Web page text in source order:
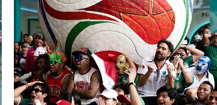
вчера, 20:35Велосипедист
погиб при атаке FPV-дрона в
Белгородской области
вчера, 20:30 Лидию Невзорову
заочно арестовали по делу о
финансировании
экстремизма
вчера, 20:20Суд США